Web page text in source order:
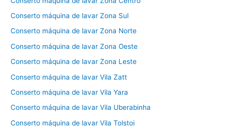
Conserto máquina de lavar Zona Sul
Conserto máquina de lavar Zona Norte
Conserto máquina de lavar Zona Oeste
Conserto máquina de lavar Zona Leste
Conserto máquina de lavar Vila Zatt
Conserto máquina de lavar Vila Yara
Conserto máquina de lavar Vila Uberabinha
Conserto máquina de lavar Vila Tolstoi